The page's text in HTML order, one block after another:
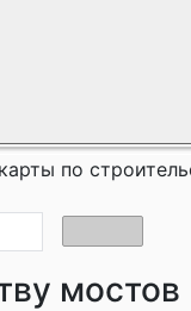
по
мостов